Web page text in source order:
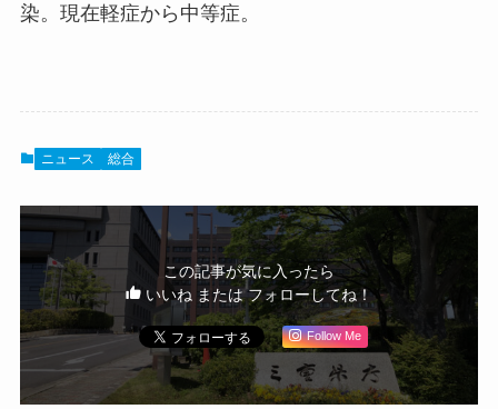
染。現在軽症から中等症。
ニュース 総合
この記事が気に入ったら
いいね または フォローしてね！
Follow Me